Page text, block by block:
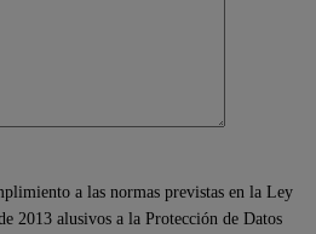
a las normas previstas en la Ley
2013 alusivos a la Protección de Datos